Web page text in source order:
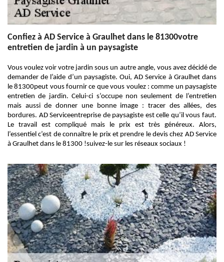
Confiez à AD Service à Graulhet dans le 81300votre
entretien de jardin à un paysagiste
Vous voulez voir votre jardin sous un autre angle, vous avez décidé de
demander de l’aide d’un paysagiste. Oui, AD Service à Graulhet dans
le 81300peut vous fournir ce que vous voulez : comme un paysagiste
entretien de jardin. Celui-ci s’occupe non seulement de l’entretien
mais aussi de donner une bonne image : tracer des allées, des
bordures. AD Serviceentreprise de paysagiste est celle qu’il vous faut.
Le travail est compliqué mais le prix est très généreux. Alors,
l’essentiel c’est de connaître le prix et prendre le devis chez AD Service
à Graulhet dans le 81300 !suivez-le sur les réseaux sociaux !